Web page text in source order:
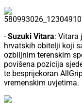
-Suzuki Vitara: Vitara
hrvatskih obitelji koji
ozbiljnim terenskim
povišena pozicija
te besprijekoran
vremenskim uvjetima.